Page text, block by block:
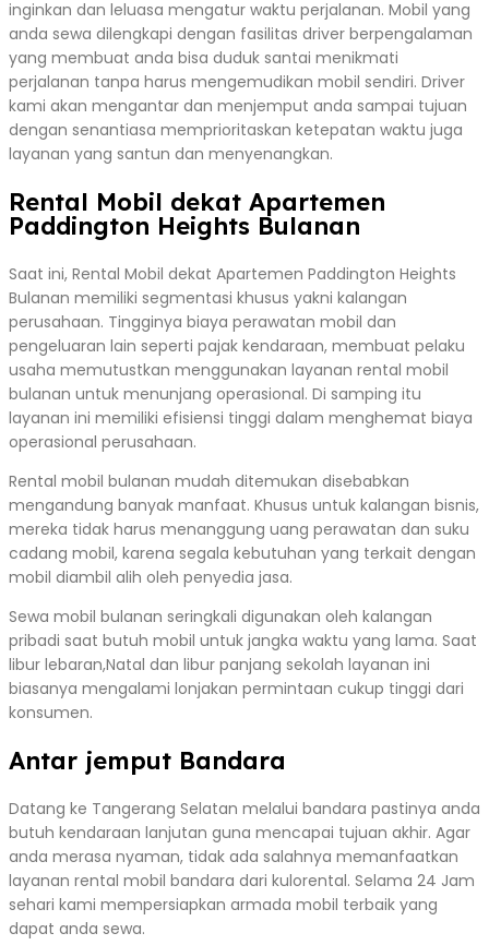
inginkan dan leluasa mengatur waktu perjalanan. Mobil yang
anda sewa dilengkapi dengan fasilitas driver berpengalaman
yang membuat anda bisa duduk santai menikmati
perjalanan tanpa harus mengemudikan mobil sendiri. Driver
kami akan mengantar dan menjemput anda sampai tujuan
dengan senantiasa memprioritaskan ketepatan waktu juga
layanan yang santun dan menyenangkan.
Rental Mobil dekat Apartemen
Paddington Heights Bulanan
Saat ini, Rental Mobil dekat Apartemen Paddington Heights
Bulanan memiliki segmentasi khusus yakni kalangan
perusahaan. Tingginya biaya perawatan mobil dan
pengeluaran lain seperti pajak kendaraan, membuat pelaku
usaha memutustkan menggunakan layanan rental mobil
bulanan untuk menunjang operasional. Di samping itu
layanan ini memiliki efisiensi tinggi dalam menghemat biaya
operasional perusahaan.
Rental mobil bulanan mudah ditemukan disebabkan
mengandung banyak manfaat. Khusus untuk kalangan bisnis,
mereka tidak harus menanggung uang perawatan dan suku
cadang mobil, karena segala kebutuhan yang terkait dengan
mobil diambil alih oleh penyedia jasa.
Sewa mobil bulanan seringkali digunakan oleh kalangan
pribadi saat butuh mobil untuk jangka waktu yang lama. Saat
libur lebaran,Natal dan libur panjang sekolah layanan ini
biasanya mengalami lonjakan permintaan cukup tinggi dari
konsumen.
Antar jemput Bandara
Datang ke Tangerang Selatan melalui bandara pastinya anda
butuh kendaraan lanjutan guna mencapai tujuan akhir. Agar
anda merasa nyaman, tidak ada salahnya memanfaatkan
layanan rental mobil bandara dari kulorental. Selama 24 Jam
sehari kami mempersiapkan armada mobil terbaik yang
dapat anda sewa.